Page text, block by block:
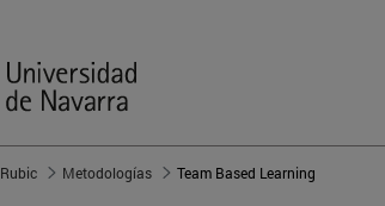
Rubic Metodologías Team Based Learning